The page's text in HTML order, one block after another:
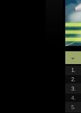
1.
2.
3.
4.
5.